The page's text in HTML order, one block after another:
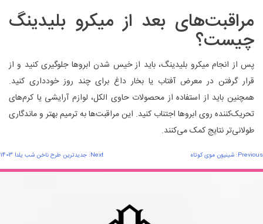
مراقبت‌های بعد از میکرو بلیدینگ
چیست؟
پس از انجام میکرو بلیدینگ، باید از خیس شدن ابروها جلوگیری کنید و از
قرار گرفتن در معرض آفتاب یا بخار داغ برای چند روز خودداری کنید.
همچنین باید از استفاده از محصولات حاوی الکل، لوازم آرایشی یا کرم‌های
تحریک‌کننده روی ابروها اجتناب کنید. این مراقبت‌ها به ترمیم بهتر و ماندگاری
طولانی‌تر نتایج کمک می‌کنند.
راهبری
نوشته
Previous: شینیون موی کوتاه Next: جدیدترین طرح ناخن شب یلدا 1403